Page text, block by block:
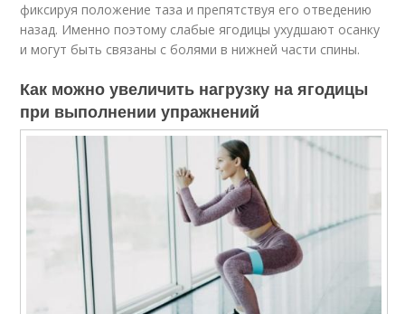
фиксируя положение таза и препятствуя его отведению
назад. Именно поэтому слабые ягодицы ухудшают осанку
и могут быть связаны с болями в нижней части спины.
Как можно увеличить нагрузку на ягодицы
при выполнении упражнений